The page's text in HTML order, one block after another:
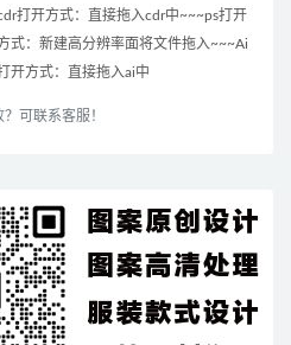
打开方式：直接拖入cdr中~~~ps打开
式：新建高分辨率面将文件拖入~~~Ai
开方式：直接拖入ai中
可联系客服！